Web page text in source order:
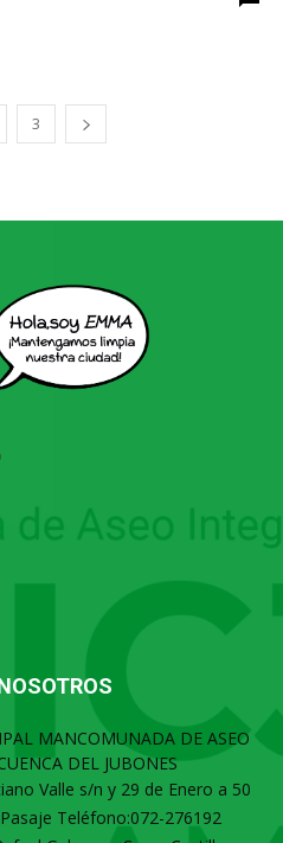
3
MANCOMUNADA DE ASEO
DEL JUBONES
Valle s/n y 29 de Enero a 50
Teléfono:072-276192